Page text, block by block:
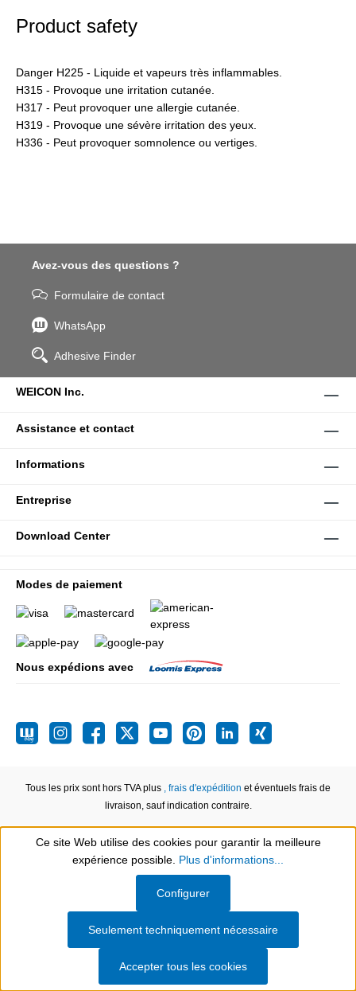
Product safety
Danger H225 - Liquide et vapeurs très inflammables.
H315 - Provoque une irritation cutanée.
H317 - Peut provoquer une allergie cutanée.
H319 - Provoque une sévère irritation des yeux.
H336 - Peut provoquer somnolence ou vertiges.
Avez-vous des questions ?
Formulaire de contact
WhatsApp
Adhesive Finder
WEICON Inc.
Assistance et contact
Informations
Entreprise
Download Center
Modes de paiement
Nous expédions avec
Tous les prix sont hors TVA plus , frais d'expédition et éventuels frais de
livraison, sauf indication contraire.
Ce site Web utilise des cookies pour garantir la meilleure
expérience possible. Plus d'informations...
Seulement techniquement nécessaire
Configurer
Accepter tous les cookies